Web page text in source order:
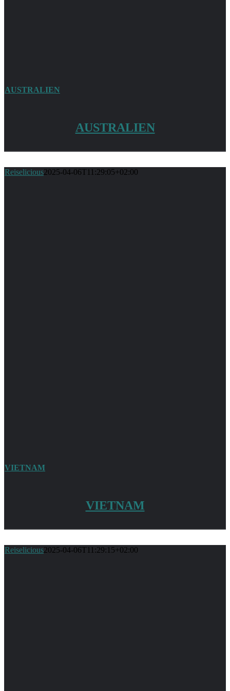
AUSTRALIEN
AUSTRALIEN
Reiselicious2025-04-06T11:29:05+02:00
VIETNAM
VIETNAM
Reiselicious2025-04-06T11:29:15+02:00